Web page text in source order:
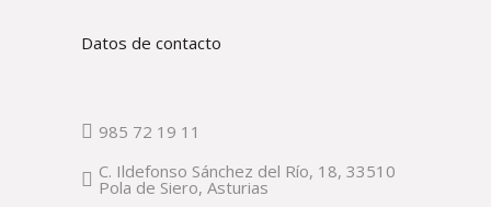
Datos de contacto
985 72 19 11
C. Ildefonso Sánchez del Río, 18, 33510
Pola de Siero, Asturias